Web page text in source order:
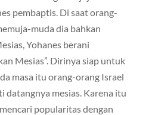
pembaptis. Di saat orang-
muda dia bahkan
Yohanes berani
Mesias”. Dirinya siap untuk
masa itu orang-orang Israel
datangnya mesias. Karena itu
popularitas dengan